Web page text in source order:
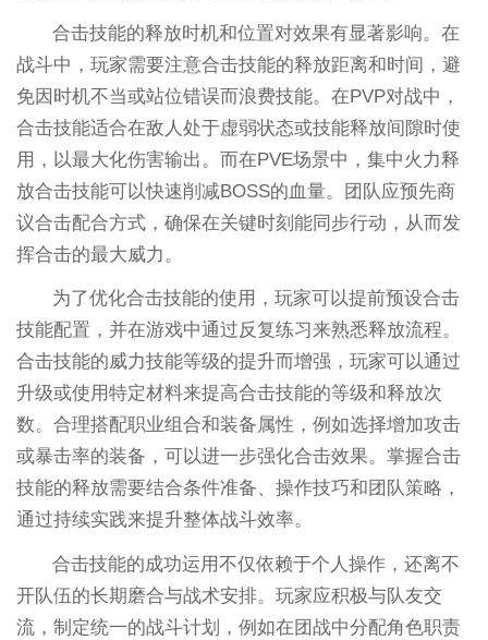
合击技能的释放时机和位置对效果有显著影响。在
战斗中，玩家需要注意合击技能的释放距离和时间，避
免因时机不当或站位错误而浪费技能。在PVP对战中，
合击技能适合在敌人处于虚弱状态或技能释放间隙时使
用，以最大化伤害输出。而在PVE场景中，集中火力释
放合击技能可以快速削减BOSS的血量。团队应预先商
议合击配合方式，确保在关键时刻能同步行动，从而发
挥合击的最大威力。
为了优化合击技能的使用，玩家可以提前预设合击
技能配置，并在游戏中通过反复练习来熟悉释放流程。
合击技能的威力技能等级的提升而增强，玩家可以通过
升级或使用特定材料来提高合击技能的等级和释放次
数。合理搭配职业组合和装备属性，例如选择增加攻击
或暴击率的装备，可以进一步强化合击效果。掌握合击
技能的释放需要结合条件准备、操作技巧和团队策略，
通过持续实践来提升整体战斗效率。
合击技能的成功运用不仅依赖于个人操作，还离不
开队伍的长期磨合与战术安排。玩家应积极与队友交
流，制定统一的战斗计划，例如在团战中分配角色职责